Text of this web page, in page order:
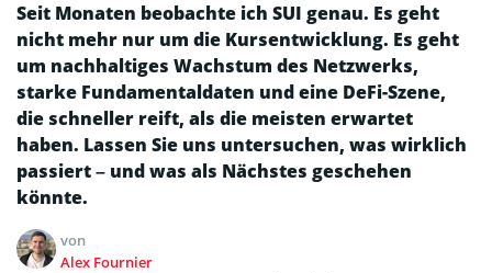
Seit Monaten beobachte ich SUI genau. Es geht
nicht mehr nur um die Kursentwicklung. Es geht
um nachhaltiges Wachstum des Netzwerks,
starke Fundamentaldaten und eine DeFi-Szene,
die schneller reift, als die meisten erwartet
haben. Lassen Sie uns untersuchen, was wirklich
passiert – und was als Nächstes geschehen
könnte.
von
Alex Fournier